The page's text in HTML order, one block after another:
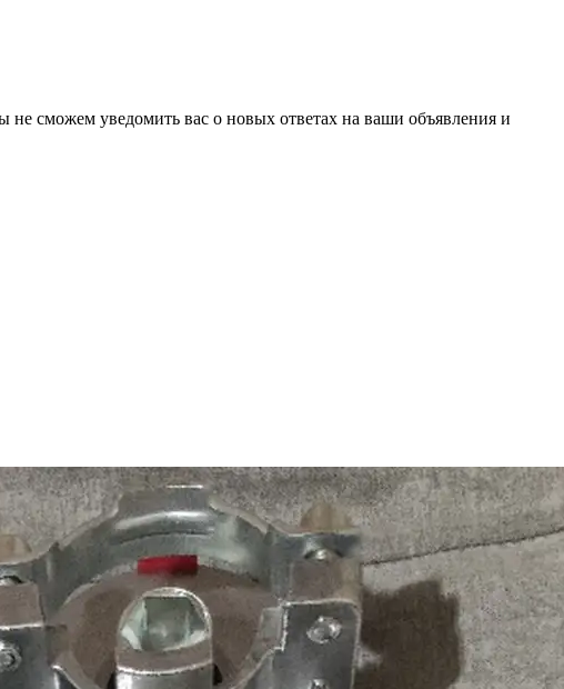
сможем уведомить вас о новых ответах на ваши объявления и